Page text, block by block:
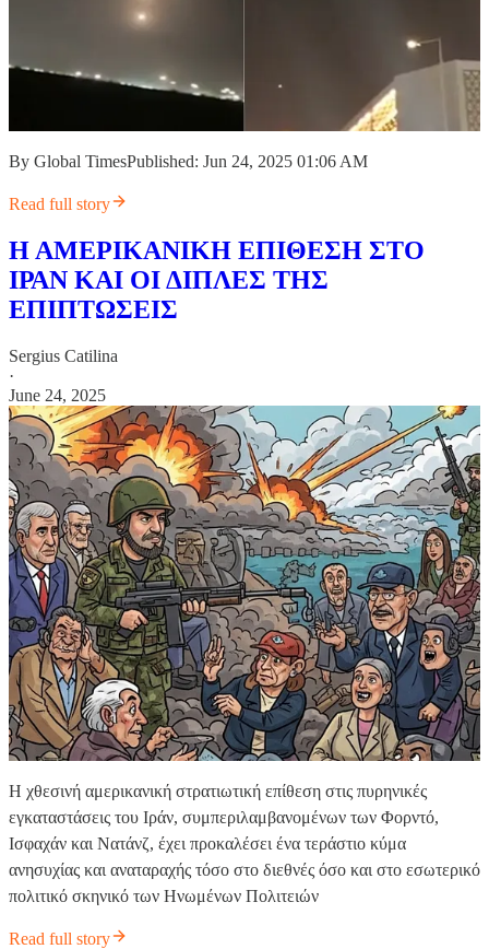
By Global TimesPublished: Jun 24, 2025 01:06 AM
Read full story
Η ΑΜΕΡΙΚΑΝΙΚΗ ΕΠΙΘΕΣΗ ΣΤΟ
ΙΡΑΝ ΚΑΙ ΟΙ ΔΙΠΛΕΣ ΤΗΣ
ΕΠΙΠΤΩΣΕΙΣ
Sergius Catilina
·
June 24, 2025
Η χθεσινή αμερικανική στρατιωτική επίθεση στις πυρηνικές
εγκαταστάσεις του Ιράν, συμπεριλαμβανομένων των Φορντό,
Ισφαχάν και Νατάνζ, έχει προκαλέσει ένα τεράστιο κύμα
ανησυχίας και αναταραχής τόσο στο διεθνές όσο και στο εσωτερικό
πολιτικό σκηνικό των Ηνωμένων Πολιτειών
Read full story